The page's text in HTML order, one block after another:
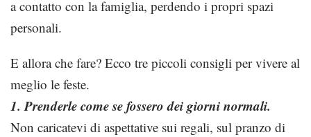
a contatto con la famiglia, perdendo i propri spazi
personali.
E allora che fare? Ecco tre piccoli consigli per vivere al
meglio le feste.
1. Prenderle come se fossero dei giorni normali.
Non caricatevi di aspettative sui regali, sul pranzo di